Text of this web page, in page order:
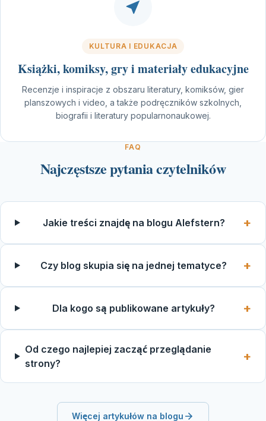
KULTURA I EDUKACJA
Książki, komiksy, gry i materiały edukacyjne
Recenzje i inspiracje z obszaru literatury, komiksów, gier
planszowych i video, a także podręczników szkolnych,
biografii i literatury popularnonaukowej.
FAQ
Najczęstsze pytania czytelników
Jakie treści znajdę na blogu Alefstern?
Czy blog skupia się na jednej tematyce?
Dla kogo są publikowane artykuły?
Od czego najlepiej zacząć przeglądanie
strony?
Więcej artykułów na blogu